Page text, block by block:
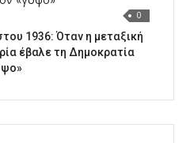
0
1936: Όταν η μεταξική
έβαλε τη Δημοκρατία